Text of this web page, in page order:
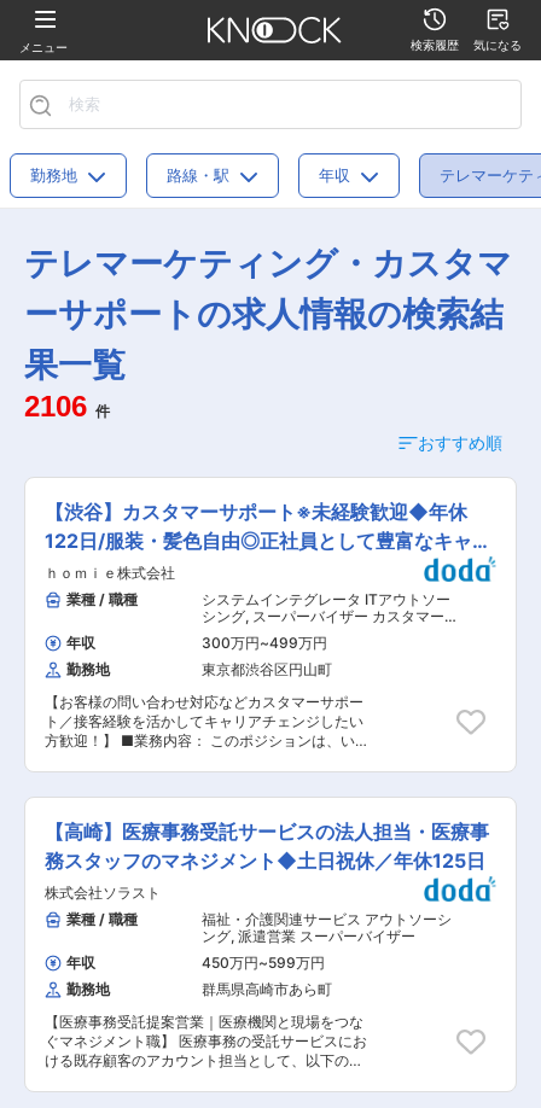
メニュー 検索履歴 気になる
勤務地 路線・駅 年収 テレマーケテ
テレマーケティング・カスタマ
ーサポートの求人情報の検索結
果一覧
2106 件
おすすめ順
【渋谷】カスタマーサポート※未経験歓迎◆年休
122日/服装・髪色自由◎正社員として豊富なキャリ
アパス
ｈｏｍｉｅ株式会社
業種 / 職種
システムインテグレータ ITアウトソー
シング, スーパーバイザー カスタマー
サポート・ユーザーサポート・オペレ
ータ
年収 300万円~499万円
勤務地
東京都渋谷区円山町
【お客様の問い合わせ対応などカスタマーサポー
ト／接客経験を活かしてキャリアチェンジしたい
方歓迎！】 ■業務内容： このポジションは、い
「HOTLEAD」という自社サービスを活用し、住
宅・不動産会社様とお客様をつなぐ “架け橋”とし
て活躍していただきます。 お問い合わせいただい
たお客様に電話やメールで物件探しに関わる情報
のヒアリングや、内見希望の日程調整等を行い、
アポイントを設定します。 ＜具体的には…＞ 「物
件の内覧希望」「○○駅周辺でアパートを探した
い」「注文住宅のカタログを送って」などといっ
たお問い合わせをいただきます。 ヒアリングした
情報や来店予約日時などをシステムに登録して、
その後は顧客の不動産会社にバトンタッチしま
す。 ※チームで目標達成を目指す文化のため、個
人ノルマはありません 他にも、 ・トークスクリ
プトや運用フローの改善提案 ・業務効率化やシス
テムの改善提案、業務フローの設計 ・クライアン
ト勉強会 など、コール業務以外も経験ができま
【高崎】医療事務受託サービスの法人担当・医療事
務スタッフのマネジメント◆土日祝休／年休125日
株式会社ソラスト
業種 / 職種
福祉・介護関連サービス アウトソーシ
ング, 派遣営業 スーパーバイザー
年収
450万円~599万円
勤務地
群馬県高崎市あら町
【医療事務受託提案営業｜医療機関と現場をつな
ぐマネジメント職】 医療事務の受託サービスにお
ける既存顧客のアカウント担当として、以下の業